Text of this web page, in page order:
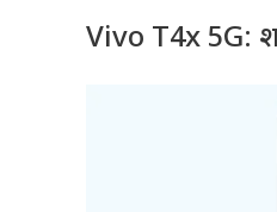
Vivo T4x 5G: